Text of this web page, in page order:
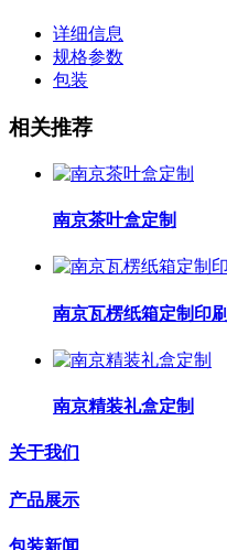
详细信息
规格参数
包装
相关推荐
南京茶叶盒定制
南京瓦楞纸箱定制印刷
南京精装礼盒定制
关于我们
产品展示
包装新闻